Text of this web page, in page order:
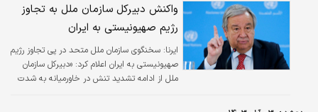
واکنش دبیرکل سازمان ملل به تجاوز
رژیم صهیونیستی به ایران
ایرنا: سخنگوی سازمان ملل متحد در پی تجاوز رژیم
صهیونیستی به ایران اعلام کرد: «دبیرکل سازمان
ملل از ادامه تشدید تنش در خاورمیانه به شدت